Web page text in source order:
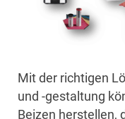
Mit der richtigen
und -gestaltung
Beizen herstellen,